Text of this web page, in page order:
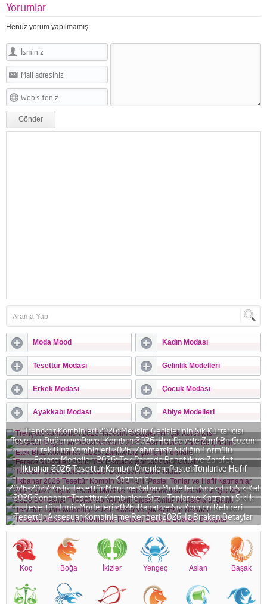
Yorumlar
Henüz yorum yapılmamış.
Moda Mood Kadın Modası
Tesettür Modası Gelinlik Modelleri
Erkek Modası Çocuk Modası
Ayakkabı Modası Abiye Modelleri
Trençkot Kombinleri 2026: Mevsim Geçişlerinin Şık Kurtarıcısı
Tesettür Düğün ve Davet Kombini 2026: Her Davete Zarif Bir Çözüm
Etek Bluz Kombinleri 2026: Zahmetsiz Şıklığın Formülü
Ferace Modelleri 2026: Tek Parçada Rahatlık ve Zarafet
Tesettür Gece Elbisesi 2026: Davetlerin Zarif Yıldızı
İlkbahar 2026 Tesettür Kombin Önerileri: Pastel Tonlar ve Hafif
Katmanlar
2026-2027 Kışlık Tesettür Mont ve Kaban Modelleri: Sıcak Tut, Şık Kal
2026 Sonbahar Tesettür Kombinleri: Sıcak Tonlar ve Katmanlı Şıklık
Tesettür Tunik Modelleri 2026: Rahat ve Şık Kombin Rehberi
Tesettür Aksesuar Kombinleme Rehberi 2026: İz Bırakan Detaylar
Koç Boğa İkizler Yengeç Aslan Başak